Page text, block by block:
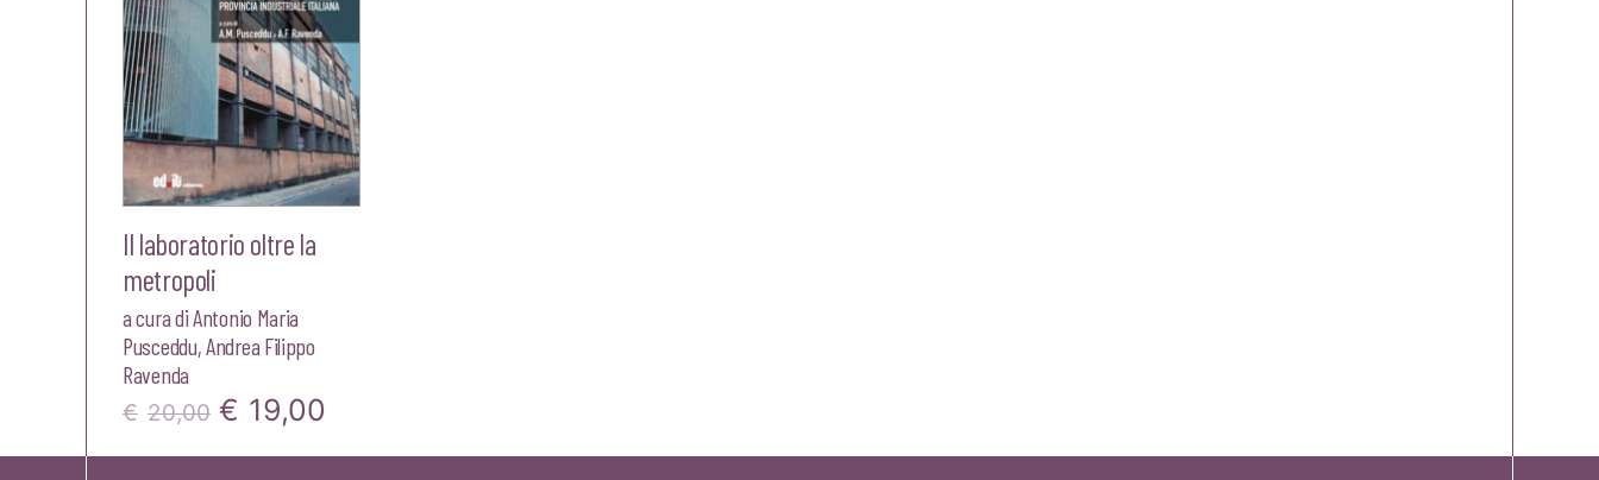
Il laboratorio oltre la
metropoli
a cura diAntonio Maria
Pusceddu,Andrea Filippo
Ravenda
€ 20,00 Il
prezzo
€ 19,00
prezzo